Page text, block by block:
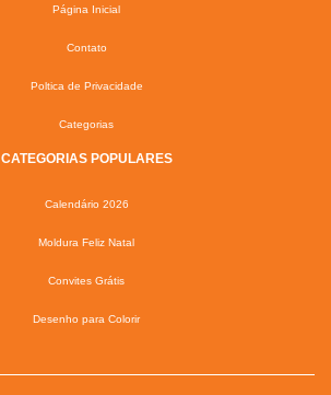
Página Inicial
Contato
Poltica de Privacidade
Categorias
CATEGORIAS POPULARES
Calendário 2026
Moldura Feliz Natal
Convites Grátis
Desenho para Colorir